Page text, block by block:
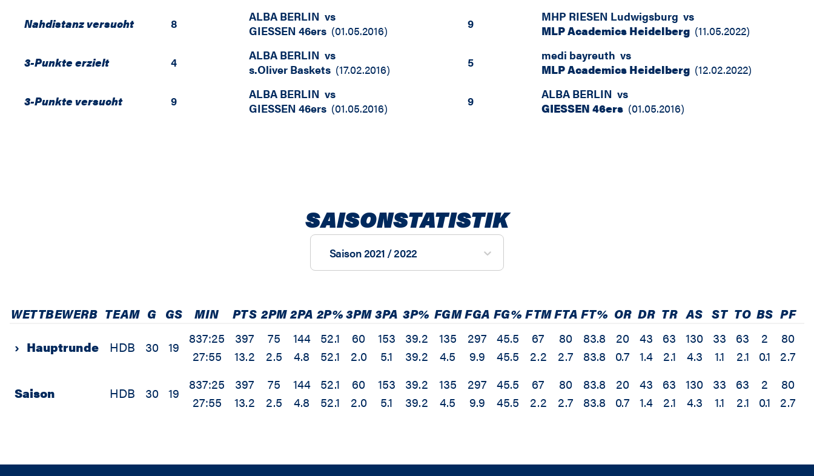
Nahdistanz versucht 8 ALBA BERLIN vs
GIESSEN 46ers (01.05.2016) 9 MHP RIESEN Ludwigsburg vs
MLP Academics Heidelberg (11.05.2022)
3-Punkte erzielt 4 ALBA BERLIN vs
s.Oliver Baskets (17.02.2016) 5 medi bayreuth vs
MLP Academics Heidelberg (12.02.2022)
3-Punkte versucht 9 ALBA BERLIN vs
GIESSEN 46ers (01.05.2016) 9 ALBA BERLIN vs
GIESSEN 46ers (01.05.2016)
SAISONSTATISTIK
Saison 2021 / 2022
WETTBEWERB TEAM G GS MIN PTS 2PM2PA 2P%3PM3PA 3P% FGMFGA FG% FTMFTA FT% OR DR TR AS ST TO BS PF
› Hauptrunde HDB 30 19
837:25
27:55
397
13.2
75
2.5
144
4.8
52.1
52.1
60
2.0
153
5.1
39.2
39.2
135
4.5
297
9.9
45.5
45.5
67
2.2
80
2.7
83.8
83.8
20
0.7
43
1.4
63
2.1
130
4.3
33
1.1
63
2.1
2
0.1
80
2.7
Saison HDB 30 19
837:25
27:55
397
13.2
75
2.5
144
4.8
52.1
52.1
60
2.0
153
5.1
39.2
39.2
135
4.5
297
9.9
45.5
45.5
67
2.2
80
2.7
83.8
83.8
20
0.7
43
1.4
63
2.1
130
4.3
33
1.1
63
2.1
2
0.1
80
2.7